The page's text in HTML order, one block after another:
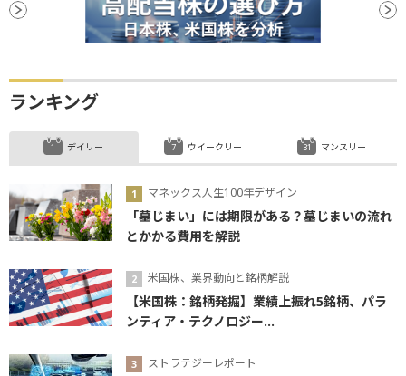
ランキング
デイリー
マネックス人生100年デザイン
「墓じまい」には期限がある？墓じまいの流れ
とかかる費用を解説
米国株、業界動向と銘柄解説
【米国株：銘柄発掘】業績上振れ5銘柄、パラ
ンティア・テクノロジー...
ストラテジーレポート
ウイークリー マンスリー